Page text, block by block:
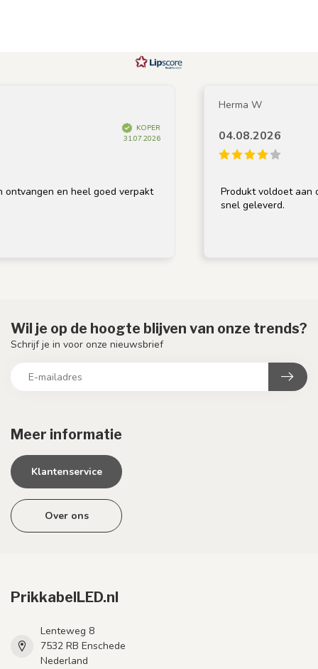
KOPER
31.07.2026
en heel goed verpakt
Herma W
04.08.2026
Produkt voldoet aan
snel geleverd.
Meer informatie
Klantenservice
Over ons
Wil je op de hoogte blijven van onze trends?
Schrijf je in voor onze nieuwsbrief
PrikkabelLED.nl
Lenteweg 8
7532 RB Enschede
Nederland